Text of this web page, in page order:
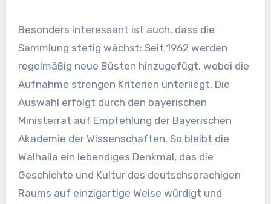
Besonders interessant ist auch, dass die
Sammlung stetig wächst: Seit 1962 werden
regelmäßig neue Büsten hinzugefügt, wobei die
Aufnahme strengen Kriterien unterliegt. Die
Auswahl erfolgt durch den bayerischen
Ministerrat auf Empfehlung der Bayerischen
Akademie der Wissenschaften. So bleibt die
Walhalla ein lebendiges Denkmal, das die
Geschichte und Kultur des deutschsprachigen
Raums auf einzigartige Weise würdigt und